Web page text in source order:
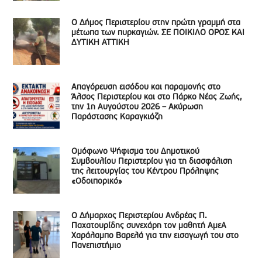
Ο Δήμος Περιστερίου στην πρώτη γραμμή στα
μέτωπα των πυρκαγιών. ΣΕ ΠΟΙΚΙΛΟ ΟΡΟΣ ΚΑΙ
ΔΥΤΙΚΗ ΑΤΤΙΚΗ
Απαγόρευση εισόδου και παραμονής στο
Άλσος Περιστερίου και στο Πάρκο Νέας Ζωής,
την 1η Αυγούστου 2026 – Ακύρωση
Παράστασης Καραγκιόζη
Ομόφωνο Ψήφισμα του Δημοτικού
Συμβουλίου Περιστερίου για τη διασφάλιση
της λειτουργίας του Κέντρου Πρόληψης
«Οδοιπορικό»
Ο Δήμαρχος Περιστερίου Ανδρέας Π.
Παχατουρίδης συνεχάρη τον μαθητή ΑμεΑ
Χαράλαμπο Βαρελά για την εισαγωγή του στο
Πανεπιστήμιο